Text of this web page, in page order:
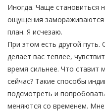
Иногда. Чаще становиться
ощущения замораживаются
план. Я исчезаю.
При этом есть другой
делает вас теплее,
время сильнее. Что ставит
сейчас? Такие способы
подсмотреть и
меняются со временем. Мне